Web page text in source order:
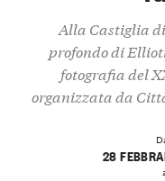
Alla Castiglia di
profondo di
fotografia del
organizzata da
28